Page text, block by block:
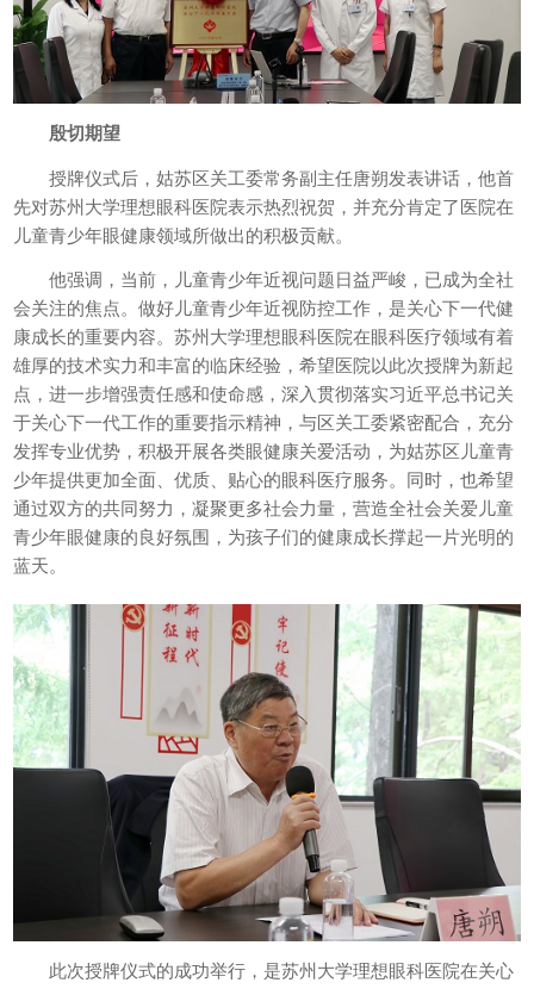
殷切期望
授牌仪式后，姑苏区关工委常务副主任唐朔发表讲话，他首
先对苏州大学理想眼科医院表示热烈祝贺，并充分肯定了医院在
儿童青少年眼健康领域所做出的积极贡献。
他强调，当前，儿童青少年近视问题日益严峻，已成为全社
会关注的焦点。做好儿童青少年近视防控工作，是关心下一代健
康成长的重要内容。苏州大学理想眼科医院在眼科医疗领域有着
雄厚的技术实力和丰富的临床经验，希望医院以此次授牌为新起
点，进一步增强责任感和使命感，深入贯彻落实习近平总书记关
于关心下一代工作的重要指示精神，与区关工委紧密配合，充分
发挥专业优势，积极开展各类眼健康关爱活动，为姑苏区儿童青
少年提供更加全面、优质、贴心的眼科医疗服务。同时，也希望
通过双方的共同努力，凝聚更多社会力量，营造全社会关爱儿童
青少年眼健康的良好氛围，为孩子们的健康成长撑起一片光明的
蓝天。
此次授牌仪式的成功举行，是苏州大学理想眼科医院在关心